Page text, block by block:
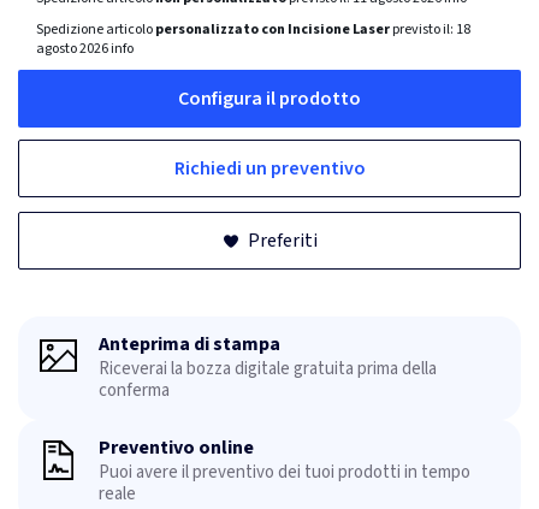
Spedizione articolopersonalizzato con Incisione Laserprevisto il: 18
agosto 2026info
Configura il prodotto
Richiedi un preventivo
Preferiti
Anteprima di stampa
Riceverai la bozza digitale gratuita prima della
conferma
Preventivo online
Puoi avere il preventivo dei tuoi prodotti in tempo
reale